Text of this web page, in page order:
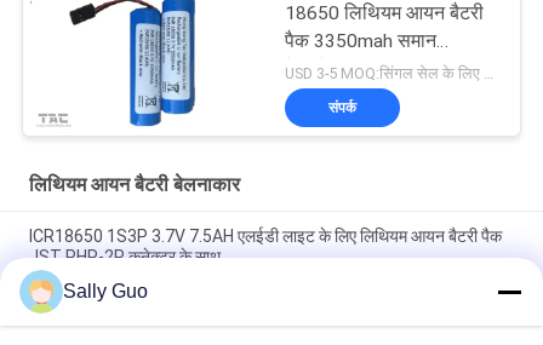
18650 लिथियम आयन बैटरी
पैक 3350mah समान
पैनासोनिक
USD 3-5 MOQ:सिंगल सेल के लिए 500 पीसी, बैटरी पैक के लिए 50 पैक
संपर्क
लिथियम आयन बैटरी बेलनाकार
ICR18650 1S3P 3.7V 7.5AH एलईडी लाइट के लिए लिथियम आयन बैटरी पैक
JST PHR-2P कनेक्टर के साथ
सेलुलर फोन INM 7.4V लिथियम आयन 2200mAh पैक के लिए 18650 लिथियम
बैटरी
Sally Guo